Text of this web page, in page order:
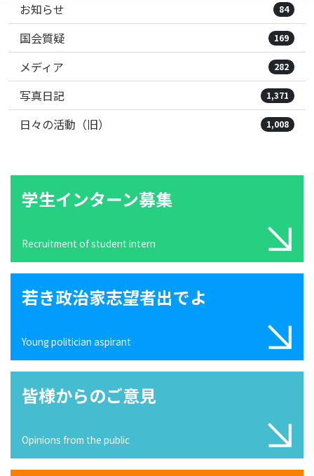
お知らせ
84
国会質疑 169
メディア 282
写真日記 1,371
日々の活動（旧） 1,008
学生インターン募集
Recruitment of student intern
若き政治家志望者出でよ
Young politician aspirant
皆様からのご意見
Opinions from the public